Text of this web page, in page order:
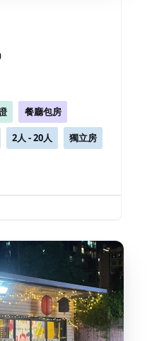
餐廳包房
2人 - 20人 獨立房